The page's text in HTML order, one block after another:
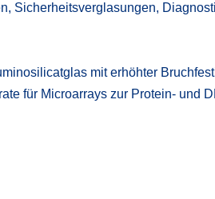
Sicherheitsverglasungen,
mit erhöhter
für Microarrays zur Protein- und